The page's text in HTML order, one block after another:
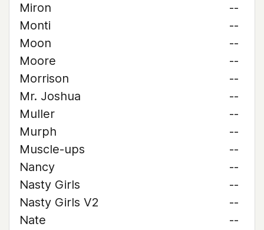
Miron
--
Monti
--
Moon
--
Moore
--
Morrison
--
Mr. Joshua
--
Muller
--
Murph
--
Muscle-ups
--
Nancy
--
Nasty Girls
--
Nasty Girls V2
--
Nate
--